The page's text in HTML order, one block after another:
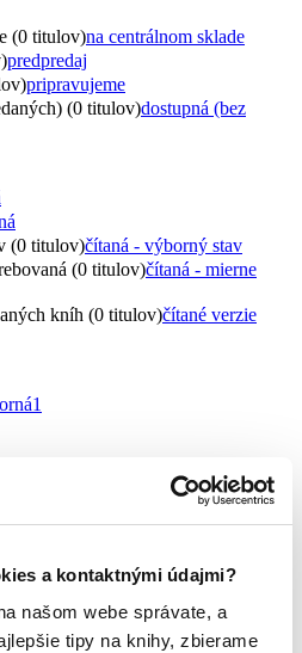
a kontaktnými údajmi?
našom webe správate, a
tipy na knihy, zbierame
(0 titulov)na centrálnom sklade
predpredaj
pripravujeme
(0 titulov)dostupná (bez
(0 titulov)čítaná - výborný stav
(0 titulov)čítaná - mierne
kníh (0 titulov)čítané verzie
1
titul)Jagienka Jautová1